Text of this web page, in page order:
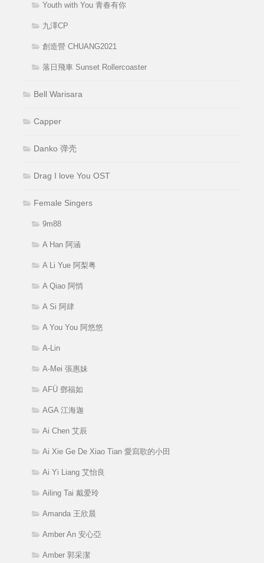
Youth with You 青春有你
九澤CP
創造營 CHUANG2021
落日飛車 Sunset Rollercoaster
Bell Warisara
Capper
Danko 弹壳
Drag I love You OST
Female Singers
9m88
A Han 阿涵
A Li Yue 阿梨粤
A Qiao 阿悄
A Si 阿肆
A You You 阿悠悠
A-Lin
A-Mei 張惠妹
AFÜ 鄧福如
AGA 江海迦
Ai Chen 艾辰
Ai Xie Ge De Xiao Tian 愛寫歌的小田
Ai Yi Liang 艾怡良
Ailing Tai 戴爱玲
Amanda 王欣晨
Amber An 安心亞
Amber 郭采潔